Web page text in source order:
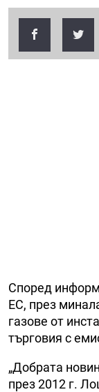
Според
ЕС, през
газове от
търговия с
„Добрата
през 2012 г.